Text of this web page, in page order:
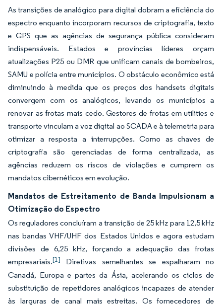
As transições de analógico para digital dobram a eficiência do
espectro enquanto incorporam recursos de criptografia, texto
e GPS que as agências de segurança pública consideram
indispensáveis. Estados e províncias líderes orçam
atualizações P25 ou DMR que unificam canais de bombeiros,
SAMU e polícia entre municípios. O obstáculo econômico está
diminuindo à medida que os preços dos handsets digitais
convergem com os analógicos, levando os municípios a
renovar as frotas mais cedo. Gestores de frotas em utilities e
transporte vinculam a voz digital ao SCADA e à telemetria para
otimizar a resposta a interrupções. Como as chaves de
criptografia são gerenciadas de forma centralizada, as
agências reduzem os riscos de violações e cumprem os
mandatos cibernéticos em evolução.
Mandatos de Estreitamento de Banda Impulsionam a
Otimização do Espectro
Os reguladores concluíram a transição de 25 kHz para 12,5 kHz
nas bandas VHF/UHF dos Estados Unidos e agora estudam
divisões de 6,25 kHz, forçando a adequação das frotas
empresariais.[1]
Diretivas semelhantes se espalharam no
Canadá, Europa e partes da Ásia, acelerando os ciclos de
substituição de repetidores analógicos incapazes de atender
às larguras de canal mais estreitas. Os fornecedores de